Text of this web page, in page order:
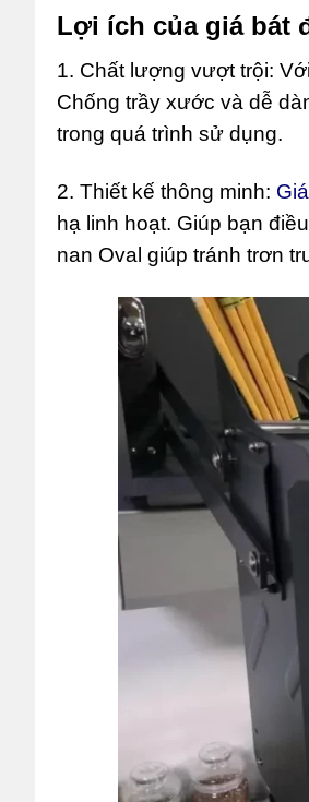
Lợi ích của giá bát
1. Chất lượng vượt trội:
Chống trầy xước và dễ
trong quá trình sử dụng.
2. Thiết kế thông minh:
hạ linh hoạt. Giúp bạn
nan Oval giúp tránh trơn